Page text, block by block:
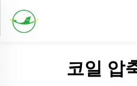
코일 압